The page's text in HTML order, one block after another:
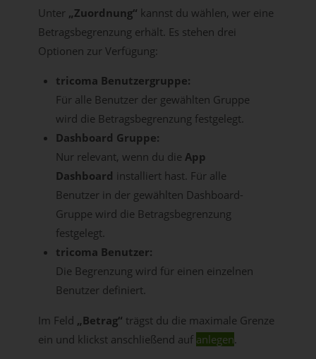
Unter „Zuordnung“ kannst du wählen, wer eine
Betragsbegrenzung erhält. Es stehen drei
Optionen zur Verfügung:
tricoma Benutzergruppe:
Für alle Benutzer der gewählten Gruppe
wird die Betragsbegrenzung festgelegt.
Dashboard Gruppe:
Nur relevant, wenn du die App
Dashboard installiert hast. Für alle
Benutzer in der gewählten Dashboard-
Gruppe wird die Betragsbegrenzung
festgelegt.
tricoma Benutzer:
Die Begrenzung wird für einen einzelnen
Benutzer definiert.
Im Feld „Betrag“ trägst du die maximale Grenze
ein und klickst anschließend auf anlegen